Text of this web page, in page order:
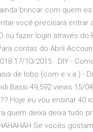
brincar com quem
você precisará entrar
ou fazer login através do
contas do Abril
17/10/2015 · DIY -
de lobo (com e.v.a.) -
Bassi 49,592 views 15/
Hoje eu vou ensinar 40
quem deixa deixa tudo
Se vocês